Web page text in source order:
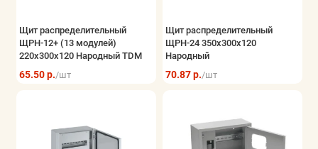
Щит распределительный
ЩРН-12+ (13 модулей)
220х300х120 Народный TDM
65.50 р./шт
Щит распределительный
ЩРН-24 350х300х120
Народный
70.87 р./шт